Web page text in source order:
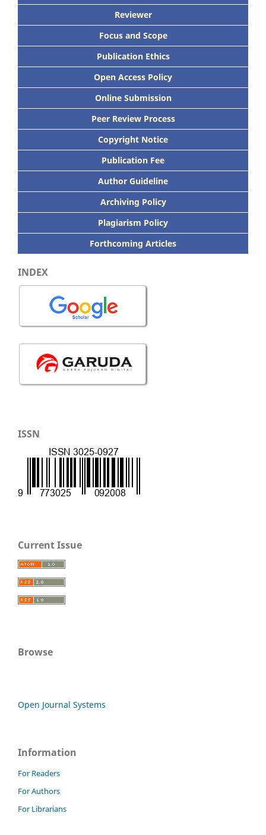
Reviewer
Focus and Scope
Publication Ethics
Open Access Policy
Online Submission
Peer Review Process
Copyright Notice
Publication Fee
Author Guideline
Archiving Policy
Plagiarism Policy
Forthcoming Articles
INDEX
ISSN
Current Issue
Browse
Open Journal Systems
Information
For Readers
For Authors
For Librarians